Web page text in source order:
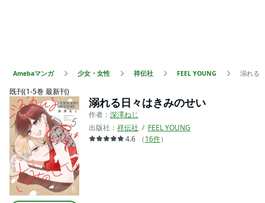
Amebaマンガ 少女・女性 祥伝社 FEEL YOUNG 溺れる
既刊(1-5巻 最新刊)
溺れる日々はきみのせい
作者： 深澤ねじ
出版社： 祥伝社
FEEL YOUNG
4.6
（16件）